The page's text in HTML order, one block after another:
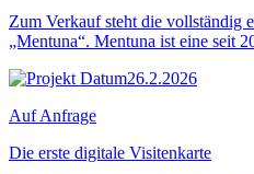
Zum Verkauf steht die vollständig
„Mentuna“. Mentuna ist eine seit
26.2.2026
Auf Anfrage
Die erste digitale Visitenkarte